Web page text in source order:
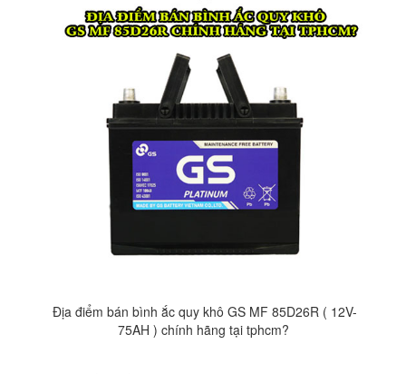
Địa điểm bán bình ắc quy khô GS MF 85D26R ( 12V-
75AH ) chính hãng tại tphcm?